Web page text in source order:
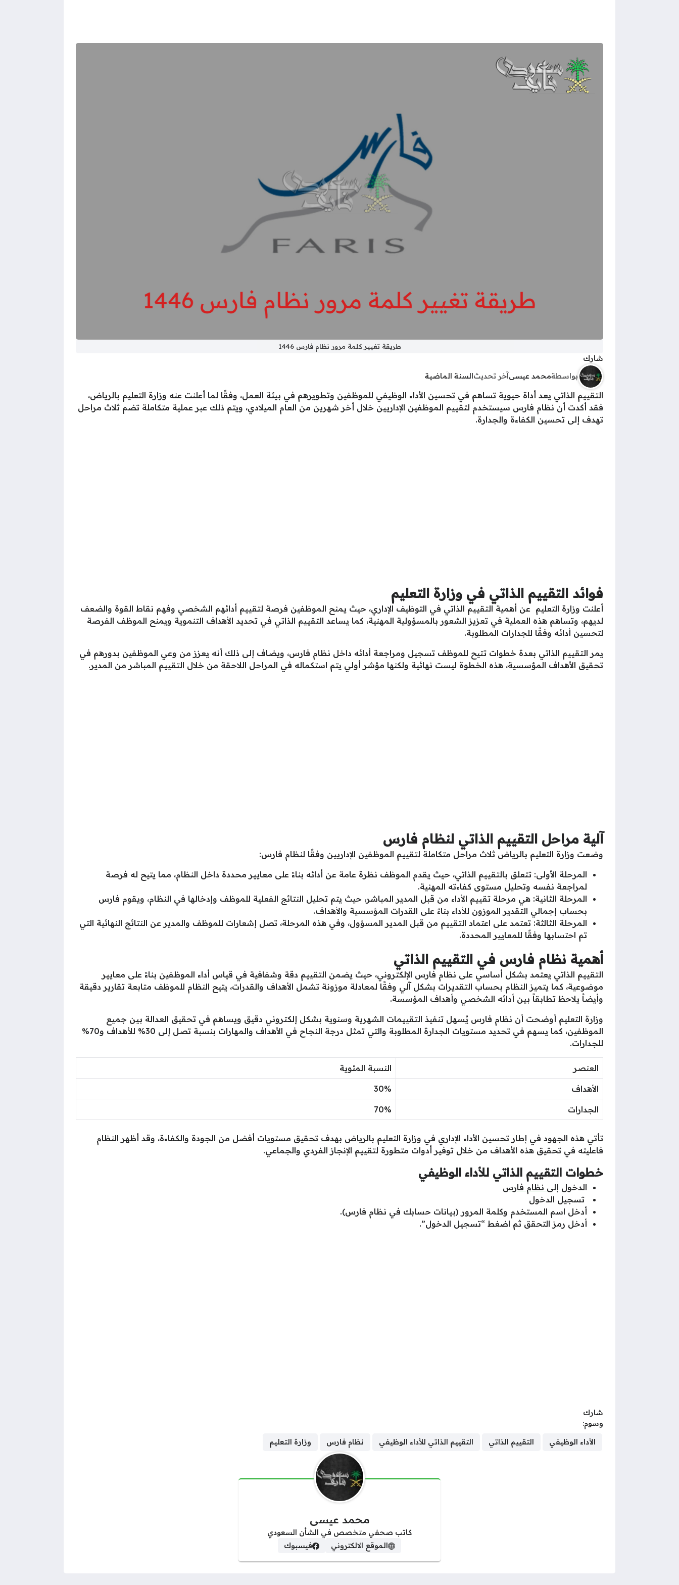
طريقة تغيير كلمة مرور نظام فارس 1446
شارك
بواسطةمحمد عيسى آخر تحديث السنة الماضية
التقييم الذاتي يعد أداة حيوية تساهم في تحسين الأداء الوظيفي للموظفين وتطويرهم في بيئة العمل، وفقًا لما أعلنت عنه وزارة التعليم بالرياض،
فقد أكدت أن نظام فارس سيستخدم لتقييم الموظفين الإداريين خلال أخر شهرين من العام الميلادي، ويتم ذلك عبر عملية متكاملة تضم ثلاث مراحل
تهدف إلى تحسين الكفاءة والجدارة.
فوائد التقييم الذاتي في وزارة التعليم
أعلنت وزارة التعليم عن أهمية التقييم الذاتي في التوظيف الإداري، حيث يمنح الموظفين فرصة لتقييم أدائهم الشخصي وفهم نقاط القوة والضعف
لديهم، وتساهم هذه العملية في تعزيز الشعور بالمسؤولية المهنية، كما يساعد التقييم الذاتي في تحديد الأهداف التنموية ويمنح الموظف الفرصة
لتحسين أدائه وفقًا للجدارات المطلوبة.
يمر التقييم الذاتي بعدة خطوات تتيح للموظف تسجيل ومراجعة أدائه داخل نظام فارس، ويضاف إلى ذلك أنه يعزز من وعي الموظفين بدورهم في
تحقيق الأهداف المؤسسية، هذه الخطوة ليست نهائية ولكنها مؤشر أولي يتم استكماله في المراحل اللاحقة من خلال التقييم المباشر من المدير.
آلية مراحل التقييم الذاتي لنظام فارس
وضعت وزارة التعليم بالرياض ثلاث مراحل متكاملة لتقييم الموظفين الإداريين وفقًا لنظام فارس:
المرحلة الأولى: تتعلق بالتقييم الذاتي، حيث يقدم الموظف نظرة عامة عن أدائه بناءً على معايير محددة داخل النظام، مما يتيح له فرصة
لمراجعة نفسه وتحليل مستوى كفاءته المهنية.
المرحلة الثانية: هي مرحلة تقييم الأداء من قبل المدير المباشر، حيث يتم تحليل النتائج الفعلية للموظف وإدخالها في النظام، ويقوم فارس
بحساب إجمالي التقدير الموزون للأداء بناءً على القدرات المؤسسية والأهداف.
المرحلة الثالثة: تعتمد على اعتماد التقييم من قبل المدير المسؤول، وفي هذه المرحلة، تصل إشعارات للموظف والمدير عن النتائج النهائية التي
تم احتسابها وفقًا للمعايير المحددة.
أهمية نظام فارس في التقييم الذاتي
التقييم الذاتي يعتمد بشكل أساسي على نظام فارس الإلكتروني، حيث يضمن التقييم دقة وشفافية في قياس أداء الموظفين بناءً على معايير
موضوعية، كما يتميز النظام بحساب التقديرات بشكل آلي وفقًا لمعادلة موزونة تشمل الأهداف والقدرات، يتيح النظام للموظف متابعة تقارير دقيقة
وأيضاً يلاحظ تطابقاً بين أدائه الشخصي وأهداف المؤسسة.
وزارة التعليم أوضحت أن نظام فارس يُسهل تنفيذ التقييمات الشهرية وسنوية بشكل إلكتروني دقيق ويساهم في تحقيق العدالة بين جميع
الموظفين، كما يسهم في تحديد مستويات الجدارة المطلوبة والتي تمثل درجة النجاح في الأهداف والمهارات بنسبة تصل إلى 30% للأهداف و70%
للجدارات.
العنصر النسبة المئوية
الأهداف 30%
الجدارات 70%
تأتي هذه الجهود في إطار تحسين الأداء الإداري في وزارة التعليم بالرياض بهدف تحقيق مستويات أفضل من الجودة والكفاءة، وقد أظهر النظام
فاعليته في تحقيق هذه الأهداف من خلال توفير أدوات متطورة لتقييم الإنجاز الفردي والجماعي.
خطوات التقييم الذاتي للأداء الوظيفي
الدخول إلى نظام فارس
تسجيل الدخول
أدخل اسم المستخدم وكلمة المرور (بيانات حسابك في نظام فارس).
أدخل رمز التحقق ثم اضغط “تسجيل الدخول”.
شارك
وسوم:
الأداء الوظيفي التقييم الذاتي التقييم الذاتي للأداء الوظيفي نظام فارس وزارة التعليم
محمد عيسى
كاتب صحفي متخصص في الشأن السعودي
الموقع الالكتروني
فيسبوك